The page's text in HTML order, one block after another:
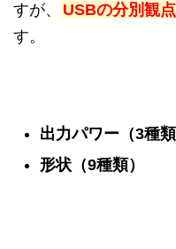
すが、
USBの分別観
す。
出力パワー（3種類
形状（9種類）